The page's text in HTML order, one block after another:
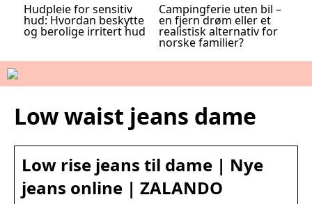
Hudpleie for sensitiv
hud: Hvordan beskytte
og berolige irritert hud
Campingferie uten bil –
en fjern drøm eller et
realistisk alternativ for
norske familier?
Low waist jeans dame
Low rise jeans til dame | Nye
jeans online | ZALANDO